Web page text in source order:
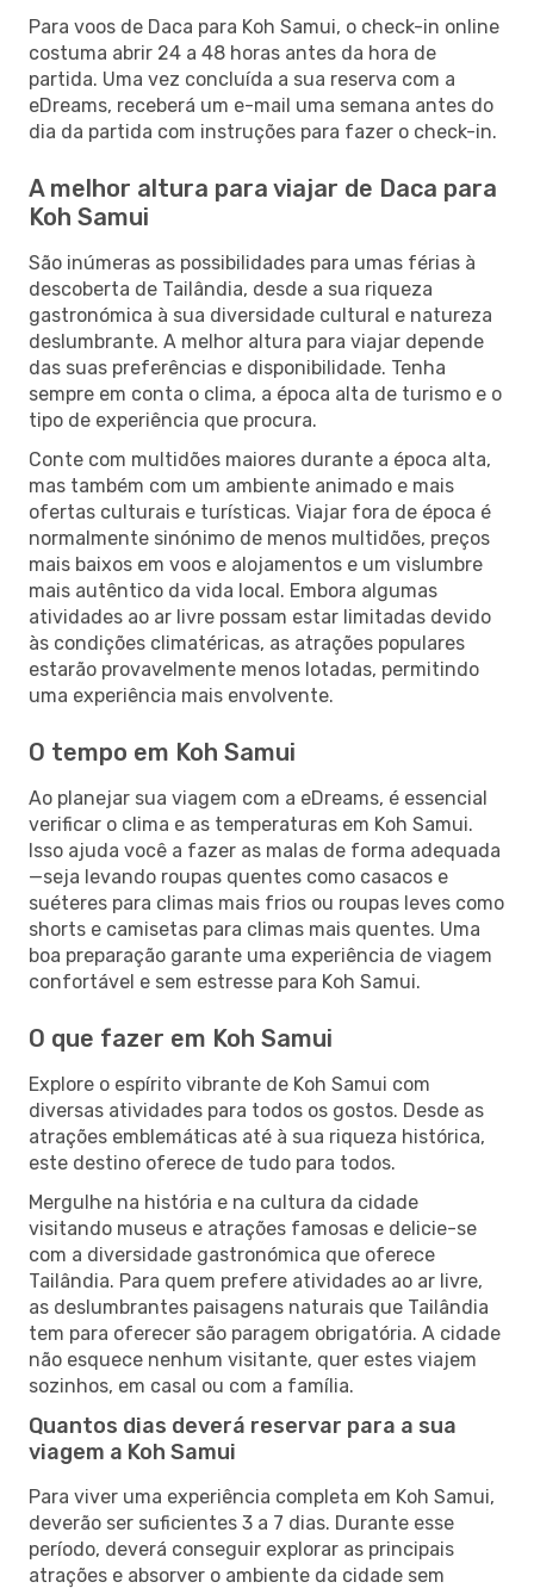
Para voos de Daca para Koh Samui, o check-in online
costuma abrir 24 a 48 horas antes da hora de
partida. Uma vez concluída a sua reserva com a
eDreams, receberá um e-mail uma semana antes do
dia da partida com instruções para fazer o check-in.
A melhor altura para viajar de Daca para
Koh Samui
São inúmeras as possibilidades para umas férias à
descoberta de Tailândia, desde a sua riqueza
gastronómica à sua diversidade cultural e natureza
deslumbrante. A melhor altura para viajar depende
das suas preferências e disponibilidade. Tenha
sempre em conta o clima, a época alta de turismo e o
tipo de experiência que procura.
Conte com multidões maiores durante a época alta,
mas também com um ambiente animado e mais
ofertas culturais e turísticas. Viajar fora de época é
normalmente sinónimo de menos multidões, preços
mais baixos em voos e alojamentos e um vislumbre
mais autêntico da vida local. Embora algumas
atividades ao ar livre possam estar limitadas devido
às condições climatéricas, as atrações populares
estarão provavelmente menos lotadas, permitindo
uma experiência mais envolvente.
O tempo em Koh Samui
Ao planejar sua viagem com a eDreams, é essencial
verificar o clima e as temperaturas em Koh Samui.
Isso ajuda você a fazer as malas de forma adequada
—seja levando roupas quentes como casacos e
suéteres para climas mais frios ou roupas leves como
shorts e camisetas para climas mais quentes. Uma
boa preparação garante uma experiência de viagem
confortável e sem estresse para Koh Samui.
O que fazer em Koh Samui
Explore o espírito vibrante de Koh Samui com
diversas atividades para todos os gostos. Desde as
atrações emblemáticas até à sua riqueza histórica,
este destino oferece de tudo para todos.
Mergulhe na história e na cultura da cidade
visitando museus e atrações famosas e delicie-se
com a diversidade gastronómica que oferece
Tailândia. Para quem prefere atividades ao ar livre,
as deslumbrantes paisagens naturais que Tailândia
tem para oferecer são paragem obrigatória. A cidade
não esquece nenhum visitante, quer estes viajem
sozinhos, em casal ou com a família.
Quantos dias deverá reservar para a sua
viagem a Koh Samui
Para viver uma experiência completa em Koh Samui,
deverão ser suficientes 3 a 7 dias. Durante esse
período, deverá conseguir explorar as principais
atrações e absorver o ambiente da cidade sem